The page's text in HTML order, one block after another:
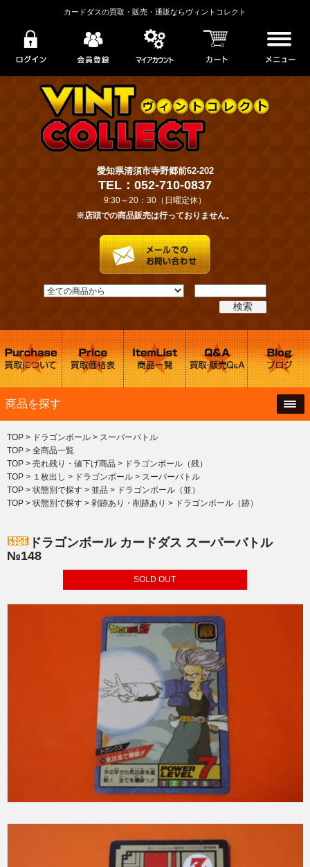
カードダスの買取・販売・通販ならヴィントコレクト
愛知県清須市寺野郷前62-202
TEL：052-710-0837
9:30～20：30（日曜定休）
※店頭での商品販売は行っておりません。
商品を探す
TOP > ドラゴンボール > スーパーバトル
TOP > 全商品一覧
TOP > 売れ残り・値下げ商品 > ドラゴンボール（残）
TOP > １枚出し > ドラゴンボール > スーパーバトル
TOP > 状態別で探す > 並品 > ドラゴンボール（並）
TOP > 状態別で探す > 剥跡あり・削跡あり > ドラゴンボール（跡）
ドラゴンボール カードダス スーパーバトル
№148
SOLD OUT